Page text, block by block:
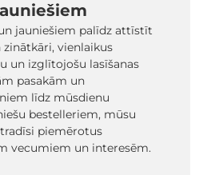
jauniešiem palīdz attīstīt
vienlaikus
un izglītojošu lasīšanas
pasakām un
līdz mūsdienu
bestelleriem, mūsu
piemērotus
vecumiem un interesēm.